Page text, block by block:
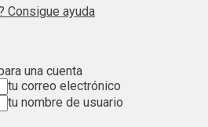
Consigue ayuda
una cuenta
tu correo electrónico
tu nombre de usuario